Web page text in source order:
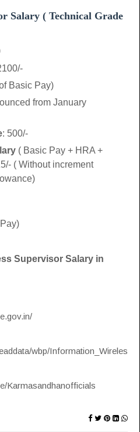
Salary ( Technical Grade
Basic Pay)
from January
: 500/-
( Basic Pay + HRA +
( Without increment
Supervisor Salary in
wbp/Information_Wireles
Karmasandhanofficials